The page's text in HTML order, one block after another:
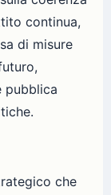
continua,
di misure
pubblica
che